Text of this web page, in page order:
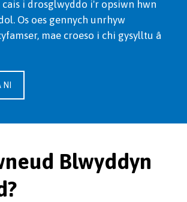
i drosglwyddo i'r opsiwn hwn
Os oes gennych unrhyw
mae croeso i chi gysylltu â
Blwyddyn